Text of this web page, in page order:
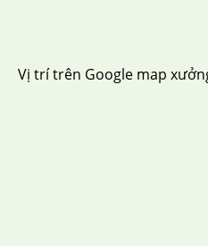
Vị trí trên Google map